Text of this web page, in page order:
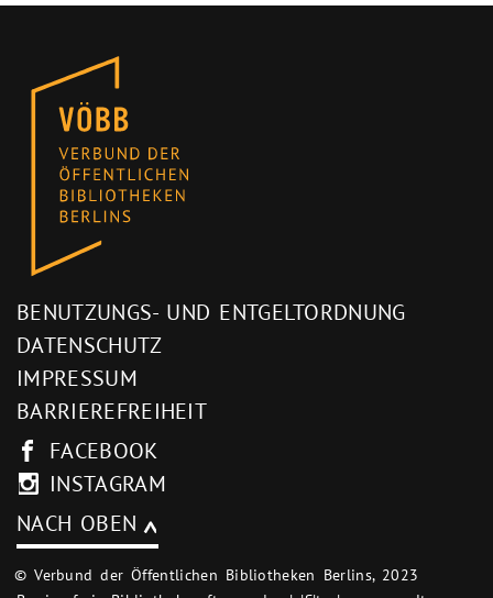
BENUTZUNGS- UND ENTGELTORDNUNG
DATENSCHUTZ
IMPRESSUM
BARRIEREFREIHEIT
FACEBOOK
INSTAGRAM
NACH OBEN
© Verbund der Öffentlichen Bibliotheken Berlins, 2023